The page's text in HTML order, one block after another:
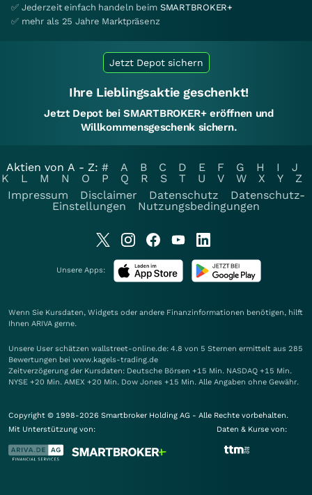
✅ Jederzeit einfach handeln beim SMARTBROKER+
✅ mehr als 25 Jahre Marktpräsenz
Jetzt Depot sichern
Ihre Lieblingsaktie geschenkt!
Jetzt Depot bei SMARTBROKER+ eröffnen und
Willkommensgeschenk sichern.
Aktien von A - Z: # A B C D E F G H I
J
K
L M N O P Q R S T U V W X Y
Z
Impressum
Disclaimer Datenschutz
Datenschutz-
Einstellungen
Nutzungsbedingungen
Unsere Apps:
Wenn Sie Kursdaten, Widgets oder andere Finanzinformationen benötigen, hilft
Ihnen ARIVA gerne.
Unsere User schätzen wallstreet-online.de: 4.8 von 5 Sternen ermittelt aus 285
Bewertungen bei www.kagels-trading.de
Zeitverzögerung der Kursdaten: Deutsche Börsen +15 Min. NASDAQ +15 Min.
NYSE +20 Min. AMEX +20 Min. Dow Jones +15 Min. Alle Angaben ohne Gewähr.
Copyright © 1998-2026 Smartbroker Holding AG - Alle Rechte vorbehalten.
Mit Unterstützung von:
Daten & Kurse von: